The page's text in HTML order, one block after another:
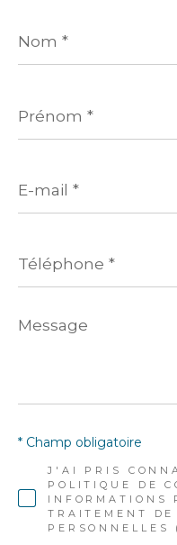
*
*
mail
*
*
Message
*
J'AI PRIS
POLITIQUE DE
INFORMATIONS
TRAITEMENT DE
* Champ obligatoire